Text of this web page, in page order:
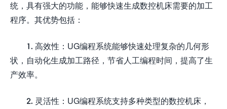
统，具有强大的功能，能够快速生成数控机床需要的加工
程序。其优势包括：
1. 高效性：UG编程系统能够快速处理复杂的几何形
状，自动化生成加工路径，节省人工编程时间，提高了生
产效率。
2. 灵活性：UG编程系统支持多种类型的数控机床，